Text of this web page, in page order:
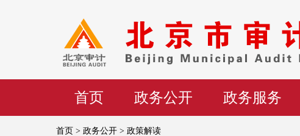
首页 政务公开 政务服务
首页 > 政务公开 > 政策解读